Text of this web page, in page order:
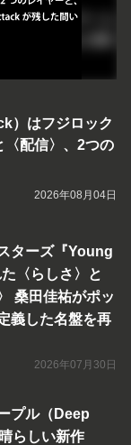
）はフジロック
配信〉、2つの
2026年08月04日
ターズ『Young
〈らしさ〉と
桑田佳祐がポッ
義した名盤を再
2026年07月30日
プル（Deep
らしい新作